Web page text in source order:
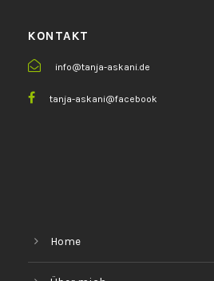
KONTAKT
info@tanja-askani.de
tanja-askani@facebook
Home